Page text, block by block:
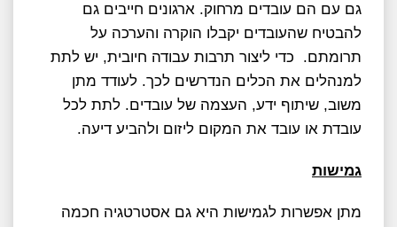
גם עם הם עובדים מרחוק. ארגונים חייבים גם
להבטיח שהעובדים יקבלו הוקרה והערכה על
תרומתם. כדי ליצור תרבות עבודה חיובית, יש לתת
למנהלים את הכלים הנדרשים לכך. לעודד מתן
משוב, שיתוף ידע, העצמה של עובדים. לתת לכל
עובדת או עובד את המקום ליזום ולהביע דיעה.
גמישות
מתן אפשרות לגמישות היא גם אסטרטגיה חכמה